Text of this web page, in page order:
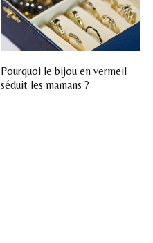
Pourquoi le bijou en vermeil
séduit les mamans ?